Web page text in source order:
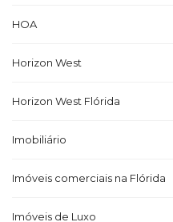
HOA
Horizon West
Horizon West Flórida
Imobiliário
Imóveis comerciais na Flórida
Imóveis de Luxo